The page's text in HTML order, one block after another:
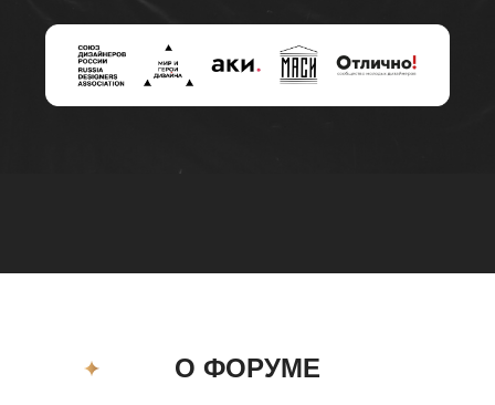
О ФОРУМЕ